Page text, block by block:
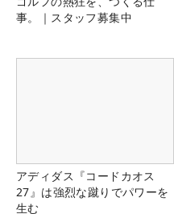
事。｜スタッフ募集中
アディダス『コードカオス
27』は強烈な蹴りでパワーを
生む